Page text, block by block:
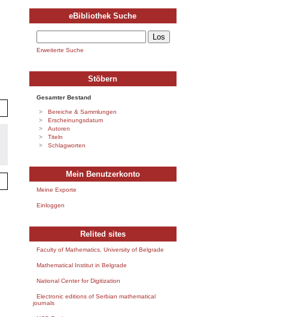
eBibliothek Suche
Erweiterte Suche
Stöbern
Gesamter Bestand
Bereiche & Sammlungen
Erscheinungsdatum
Autoren
Titeln
Schlagworten
Mein Benutzerkonto
Meine Exporte
Einloggen
Relited sites
Faculty of Mathematics, University of Belgrade
Mathematical Institut in Belgrade
National Center for Digitization
Electronic editions of Serbian mathematical
journals